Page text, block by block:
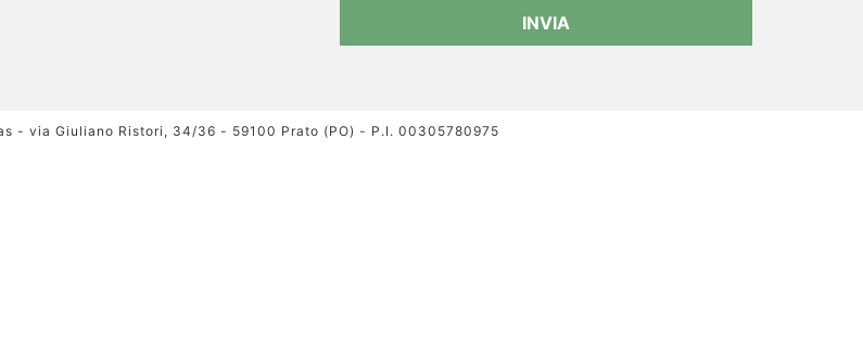
- via Giuliano Ristori, 34/36 - 59100 Prato (PO) - P.I. 00305780975